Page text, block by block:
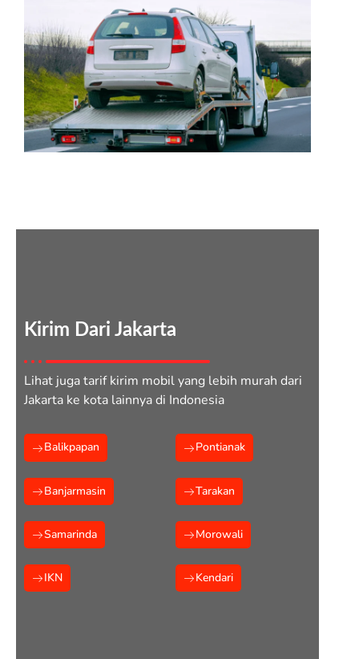
Kirim Dari Jakarta
Lihat juga tarif kirim mobil yang lebih murah dari
Jakarta ke kota lainnya di Indonesia
Balikpapan
Banjarmasin
Samarinda
IKN
Pontianak
Tarakan
Morowali
Kendari